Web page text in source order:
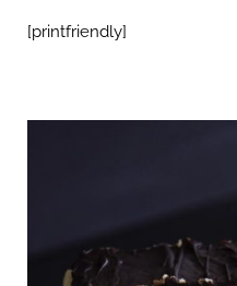
[printfriendly]